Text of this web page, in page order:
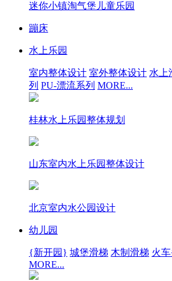
迷你小镇淘气堡儿童乐园
蹦床
水上乐园
室内整体设计 室外整体设计 水上
列 PU-漂流系列 MORE...
桂林水上乐园整体规划
山东室内水上乐园整体设计
北京室内水公园设计
幼儿园
{新开园} 城堡滑梯 木制滑梯 火
MORE...